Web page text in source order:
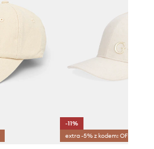
-11%
extra -5% z kodem: OFF*